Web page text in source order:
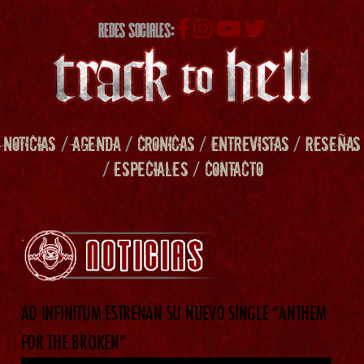
REDES SOCIALES:
NOTICIAS /AGENDA/ CRONICAS/ENTREVISTAS/RESEÑAS
/ESPECIALES/ CONTACTO
AD INFINITUM ESTRENAN SU NUEVO SINGLE “ANTHEM
FOR THE BROKEN”